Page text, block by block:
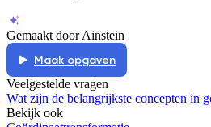
Gemaakt door Ainstein
Maak opgaven
Veelgestelde vragen
Wat zijn de belangrijkste concepten in
Bekijk ook